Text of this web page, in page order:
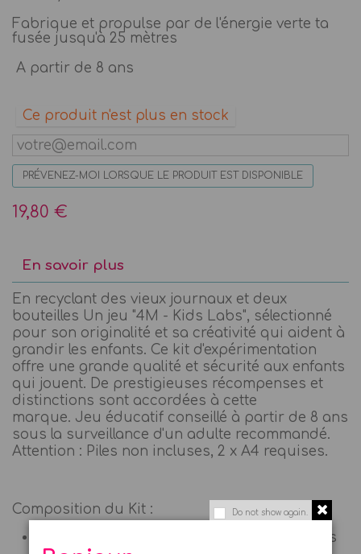
Do not show again.
Fabrique et propulse par de l'énergie verte ta
fusée jusqu'à 25 mètres
A partir de 8 ans
Ce produit n'est plus en stock
PRÉVENEZ-MOI LORSQUE LE PRODUIT EST DISPONIBLE
19,80 €
En savoir plus
En recyclant des vieux journaux et deux
bouteilles Un jeu "4M - Kids Labs", sélectionné
pour son originalité et sa créativité qui aident à
grandir les enfants. Ce kit d'expérimentation
offre une grande qualité et sécurité aux enfants
qui jouent. De prestigieuses récompenses et
distinctions sont accordées à cette
marque. Jeu éducatif conseillé à partir de 8 ans
sous la surveillance d'un adulte recommandé.
Attention : Piles non incluses, 2 x A4 requises.
Composition du Kit :
1 notice explicative détaillée et informations